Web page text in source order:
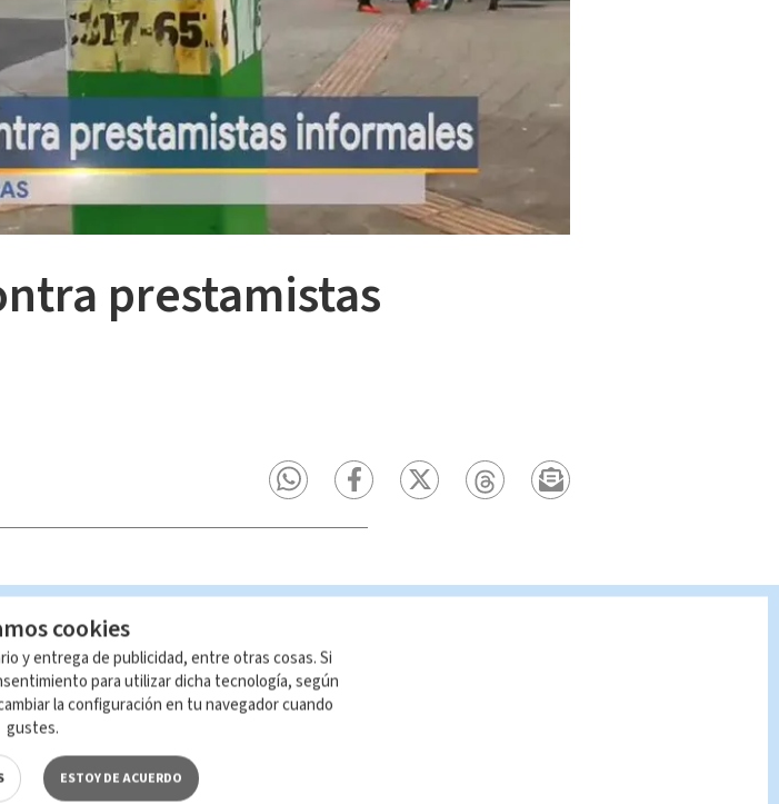
prestamistas
de TELEDIARIO; su reproducción no
cookies
y entrega de publicidad, entre otras cosas. Si
para utilizar dicha tecnología, según
la configuración en tu navegador cuando
gustes.
ESTOY DE ACUERDO